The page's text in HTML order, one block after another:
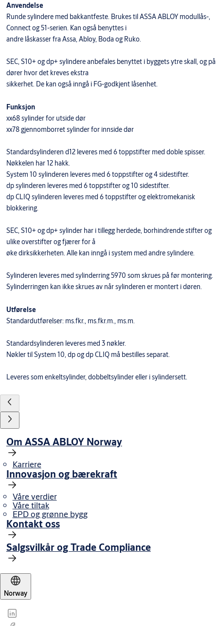
Anvendelse
Runde sylindere med bakkantfeste. Brukes til ASSA ABLOY modullås-,
Connect og 51-serien. Kan også benyttes i
andre låskasser fra Assa, Abloy, Boda og Ruko.
SEC, S10+ og dp+ sylindere anbefales benyttet i byggets ytre skall, og på
dører hvor det kreves ekstra
sikkerhet. De kan også inngå i FG-godkjent låsenhet.
Funksjon
xx68 sylinder for utside dør
xx78 gjennomborret sylinder for innside dør
Standardsylinderen d12 leveres med 6 toppstifter med doble spisser.
Nøkkelen har 12 hakk.
System 10 sylinderen leveres med 6 toppstifter og 4 sidestifter.
dp sylinderen leveres med 6 toppstifter og 10 sidestifter.
dp CLIQ sylinderen leveres med 6 toppstifter og elektromekanisk
blokkering.
SEC, S10+ og dp+ sylinder har i tillegg herdede, borhindrende stifter og
ulike overstifter og fjærer for å
øke dirksikkerheten. Alle kan inngå i system med andre sylindere.
Sylinderen leveres med sylinderring 5970 som skrues på før montering.
Sylinderringen kan ikke skrues av når sylinderen er montert i døren.
Utførelse
Standardutførelser: ms.fkr., ms.fkr.m., ms.m.
Standardsylinderen leveres med 3 nøkler.
Nøkler til System 10, dp og dp CLIQ må bestilles separat.
Leveres som enkeltsylinder, dobbeltsylinder eller i sylindersett.
Om ASSA ABLOY Norway
Karriere
Innovasjon og bærekraft
Våre verdier
Våre tiltak
EPD og grønne bygg
Kontakt oss
Salgsvilkår og Trade Compliance
Norway